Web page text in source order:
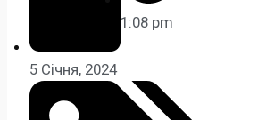
5 Січня, 2024
1:08 pm